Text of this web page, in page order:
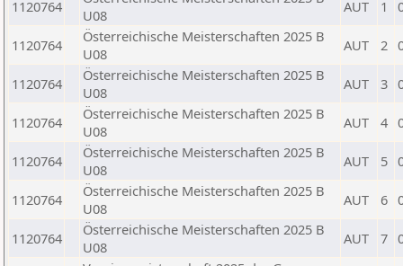
1120764
U08
AUT 1
1120764
Österreichische Meisterschaften 2025 B
U08
AUT 2
1120764
Österreichische Meisterschaften 2025 B
U08
AUT 3
1120764
Österreichische Meisterschaften 2025 B
U08
AUT 4
1120764
Österreichische Meisterschaften 2025 B
U08
AUT 5
1120764
Österreichische Meisterschaften 2025 B
U08
AUT 6
1120764
Österreichische Meisterschaften 2025 B
U08
AUT 7